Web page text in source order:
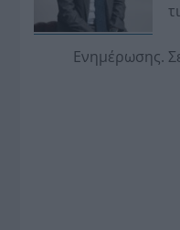
Ενημέρωσης.